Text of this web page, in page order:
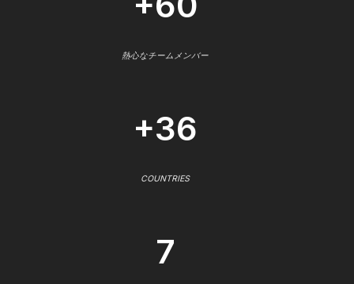
熱心なチームメンバー
+36
COUNTRIES
7